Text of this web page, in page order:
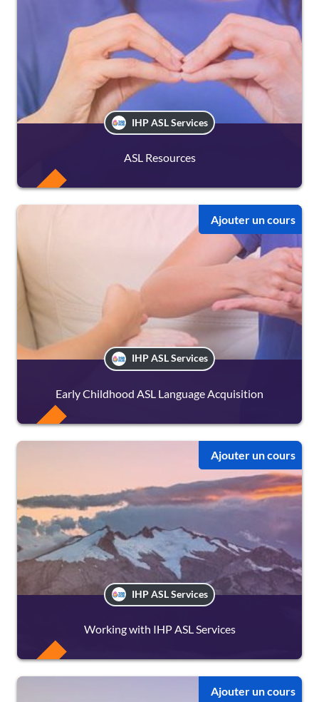
IHP ASL Services
ASL Resources
FREE
IHP ASL Services
Early Childhood ASL Language Acquisition
Ajouter un cours
FREE
IHP ASL Services
Working with IHP ASL Services
Ajouter un cours
FREE
Ajouter un cours